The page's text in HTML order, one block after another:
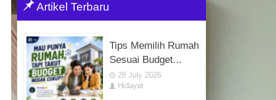
Artikel Terbaru
Tips Memilih Rumah
Sesuai Budget...
28 July 2026
Hidayat